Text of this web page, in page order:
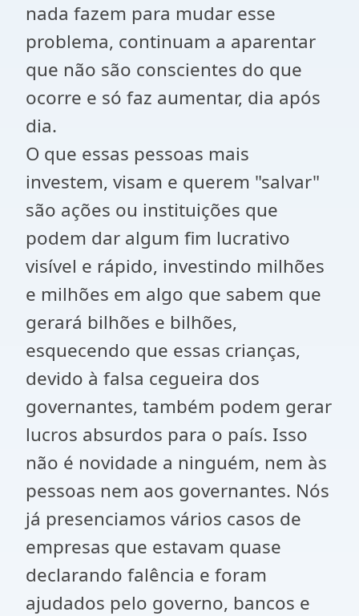
nada fazem para mudar esse
problema, continuam a aparentar
que não são conscientes do que
ocorre e só faz aumentar, dia após
dia.
O que essas pessoas mais
investem, visam e querem "salvar"
são ações ou instituições que
podem dar algum fim lucrativo
visível e rápido, investindo milhões
e milhões em algo que sabem que
gerará bilhões e bilhões,
esquecendo que essas crianças,
devido à falsa cegueira dos
governantes, também podem gerar
lucros absurdos para o país. Isso
não é novidade a ninguém, nem às
pessoas nem aos governantes. Nós
já presenciamos vários casos de
empresas que estavam quase
declarando falência e foram
ajudados pelo governo, bancos e